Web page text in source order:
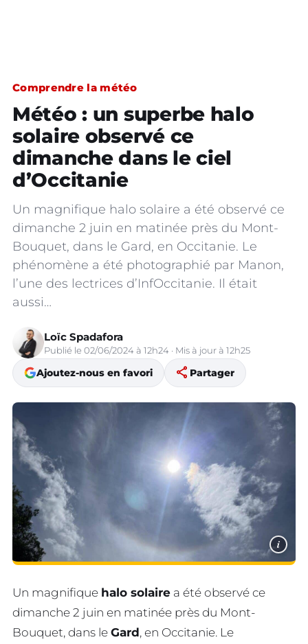
Comprendre la météo
Météo : un superbe halo
solaire observé ce
dimanche dans le ciel
d’Occitanie
Un magnifique halo solaire a été observé ce
dimanche 2 juin en matinée près du Mont-
Bouquet, dans le Gard, en Occitanie. Le
phénomène a été photographié par Manon,
l’une des lectrices d’InfOccitanie. Il était
aussi…
Loïc Spadafora
Publié le 02/06/2024 à 12h24 · Mis à jour à 12h25
Ajoutez-nous en favori share Partager
i
Un magnifique halo solaire a été observé ce
dimanche 2 juin en matinée près du Mont-
Bouquet, dans le Gard, en Occitanie. Le